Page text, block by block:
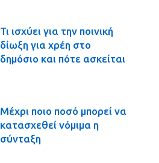
Τι ισχύει για την ποινική
δίωξη για χρέη στο
δημόσιο και πότε ασκείται
Μέχρι ποιο ποσό μπορεί να
κατασχεθεί νόμιμα η
σύνταξη